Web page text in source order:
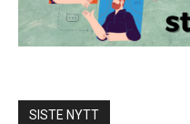
SISTE NYTT